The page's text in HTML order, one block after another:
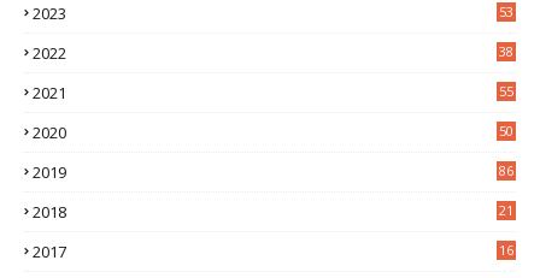
2023
53
2022
38
2021
55
2020
50
2019 86
2018
21
2017
16